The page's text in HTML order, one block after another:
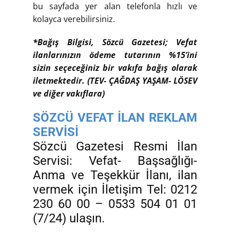
bu sayfada yer alan telefonla hızlı ve
kolayca verebilirsiniz.
*Bağış Bilgisi, Sözcü Gazetesi; Vefat
ilanlarınızın ödeme tutarının %15’ini
sizin seçeceğiniz bir vakıfa bağış olarak
iletmektedir. (TEV- ÇAĞDAŞ YAŞAM- LÖSEV
ve diğer vakıflara)
SÖZCÜ VEFAT İLAN REKLAM
SERVİSİ
Sözcü Gazetesi Resmi İlan
Servisi: Vefat- Başsağlığı-
Anma ve Teşekkür İlanı, ilan
vermek için İletişim Tel: 0212
230 60 00 – 0533 504 01 01
(7/24) ulaşın.